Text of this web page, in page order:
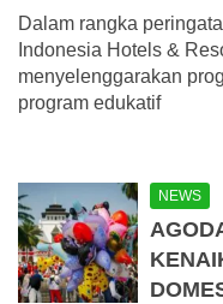
Dalam rangka
Indonesia Hotels &
menyelenggarakan
program edukatif
NEWS